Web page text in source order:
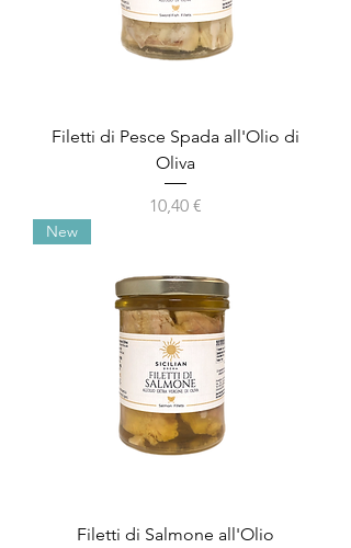
Filetti di Pesce Spada all'Olio di
Oliva
Prezzo
10,40 €
New
Filetti di Salmone all'Olio